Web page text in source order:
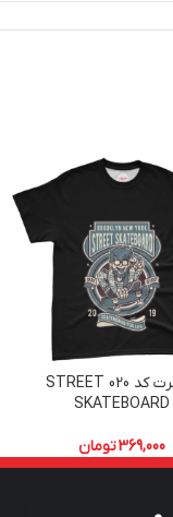
تیشرت کد 020 STREET
SKATEBOARD
369,000تومان